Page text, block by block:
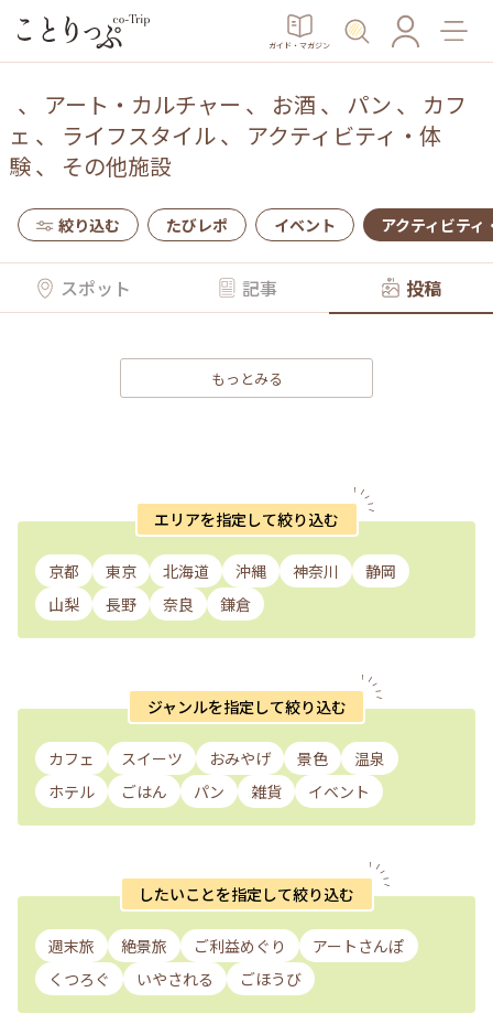
ガイド・マガジン
、 アート・カルチャー 、 お酒 、 パン 、 カフ
ェ 、 ライフスタイル、 アクティビティ・体
験、 その他施設
絞り込む たびレポ イベント アクティビティ
スポット 記事 投稿
もっとみる
エリアを指定して絞り込む
京都 東京 北海道 沖縄 神奈川
静岡
山梨
長野 奈良 鎌倉
ジャンルを指定して絞り込む
カフェ スイーツ おみやげ 景色
温泉
ホテル
ごはん パン 雑貨 イベント
したいことを指定して絞り込む
週末旅 絶景旅 ご利益めぐり
アートさんぽ
くつろぐ
いやされる ごほうび